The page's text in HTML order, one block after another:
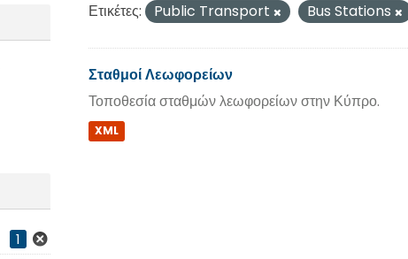
1
Ετικέτες: Public Transport Bus Stations
Σταθμοί Λεωφορείων
Τοποθεσία σταθμών λεωφορείων στην Κύπρο.
XML